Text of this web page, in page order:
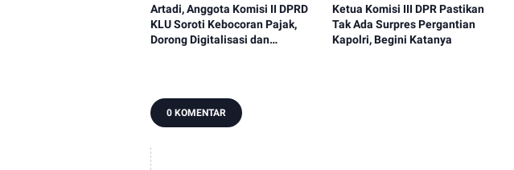
Artadi, Anggota Komisi II DPRD
KLU Soroti Kebocoran Pajak,
Dorong Digitalisasi dan
Ketua Komisi III DPR Pastikan
Tak Ada Surpres Pergantian
Kapolri, Begini Katanya
0 KOMENTAR